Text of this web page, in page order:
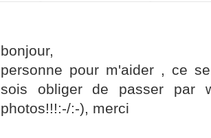
bonjour,
personne pour m'aider , ce
sois obliger de passer par
photos!!!:-/:-), merci